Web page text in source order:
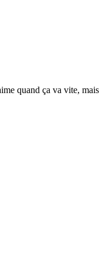
quand ça va vite,